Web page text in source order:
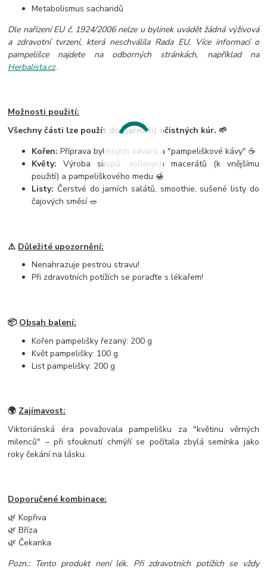
Metabolismus sacharidů
Dle nařízení EU č. 1924/2006 nelze u bylinek uvádět žádná výživová
a zdravotní tvrzení, která neschválila Rada EU. Více informací o
pampelišce najdete na odborných stránkách, například na
Herbalista.cz.
Možnosti použití:
Všechny části lze použít do (jarních) očistných kúr. 🌱
Kořen: Příprava bylinných odvarů a "pampeliškové kávy" ☕
Květy: Výroba sirupů, voňavých macerátů (k vnějšímu
použití) a pampeliškového medu 🍯
Listy: Čerstvé do jarních salátů, smoothie, sušené listy do
čajových směsí 🥗
⚠️ Důležité upozornění:
Nenahrazuje pestrou stravu!
Při zdravotních potížích se poraďte s lékařem!
📦 Obsah balení:
Kořen pampelišky řezaný: 200 g
Květ pampelišky: 100 g
List pampelišky: 200 g
🌍 Zajímavost:
Viktoriánská éra považovala pampelišku za "květinu věrných
milenců" – při sfouknutí chmýří se počítala zbylá semínka jako
roky čekání na lásku.
Doporučené kombinace:
🌿 Kopřiva
🌿 Bříza
🌿 Čekanka
Pozn.: Tento produkt není lék. Při zdravotních potížích se vždy